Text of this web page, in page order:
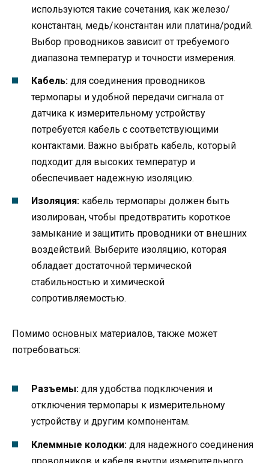
используются такие сочетания, как железо/
константан, медь/константан или платина/родий.
Выбор проводников зависит от требуемого
диапазона температур и точности измерения.
Кабель: для соединения проводников
термопары и удобной передачи сигнала от
датчика к измерительному устройству
потребуется кабель с соответствующими
контактами. Важно выбрать кабель, который
подходит для высоких температур и
обеспечивает надежную изоляцию.
Изоляция: кабель термопары должен быть
изолирован, чтобы предотвратить короткое
замыкание и защитить проводники от внешних
воздействий. Выберите изоляцию, которая
обладает достаточной термической
стабильностью и химической
сопротивляемостью.
Помимо основных материалов, также может
потребоваться:
Разъемы: для удобства подключения и
отключения термопары к измерительному
устройству и другим компонентам.
Клеммные колодки: для надежного соединения
проводников и кабеля внутри измерительного